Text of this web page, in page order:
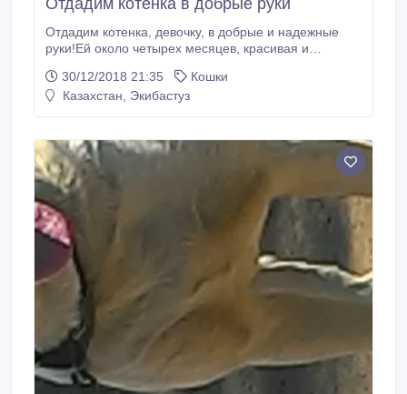
Отдадим котенка в добрые руки
Отдадим котенка, девочку, в добрые и надежные
руки!Ей около четырех месяцев, красивая и
30/12/2018 21:35
Кошки
Казахстан, Экибастуз